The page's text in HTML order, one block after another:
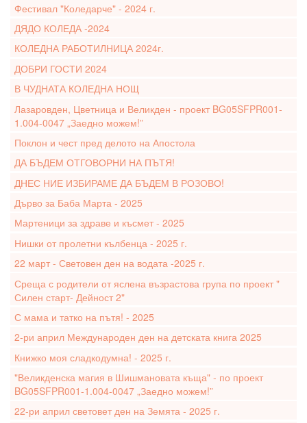
Фестивал "Коледарче" - 2024 г.
ДЯДО КОЛЕДА -2024
КОЛЕДНА РАБОТИЛНИЦА 2024г.
ДОБРИ ГОСТИ 2024
В ЧУДНАТА КОЛЕДНА НОЩ
Лазаровден, Цветница и Великден - проект BG05SFPR001-
1.004-0047 „Заедно можем!”
Поклон и чест пред делото на Апостола
ДА БЪДЕМ ОТГОВОРНИ НА ПЪТЯ!
ДНЕС НИЕ ИЗБИРАМЕ ДА БЪДЕМ В РОЗОВО!
Дърво за Баба Марта - 2025
Мартеници за здраве и късмет - 2025
Нишки от пролетни кълбенца - 2025 г.
22 март - Световен ден на водата -2025 г.
Среща с родители от яслена възрастова група по проект "
Силен старт- Дейност 2"
С мама и татко на пътя! - 2025
2-ри април Международен ден на детската книга 2025
Книжко моя сладкодумна! - 2025 г.
"Великденска магия в Шишмановата къща" - по проект
BG05SFPR001-1.004-0047 „Заедно можем!”
22-ри април световет ден на Земята - 2025 г.